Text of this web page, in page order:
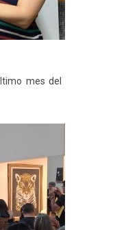
mes del